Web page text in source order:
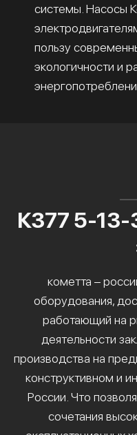
системы. Насосы
пользу
экологичности и
К377 5-
кометта –
оборудования,
работающий на
деятельности
производства на
конструктивном и
России. Что
сочетания